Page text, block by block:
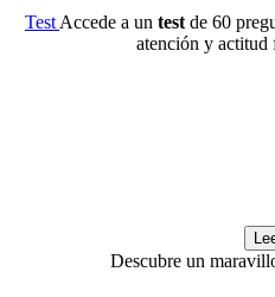
Test Accede a un test de 60
atención y actitud
Descubre un